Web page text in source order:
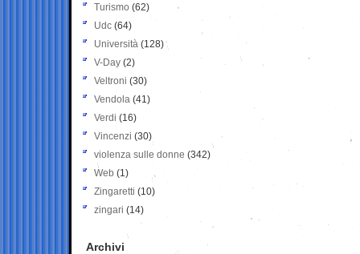
Turismo (62)
Udc (64)
Università (128)
V-Day (2)
Veltroni (30)
Vendola (41)
Verdi (16)
Vincenzi (30)
violenza sulle donne (342)
Web (1)
Zingaretti (10)
zingari (14)
Archivi